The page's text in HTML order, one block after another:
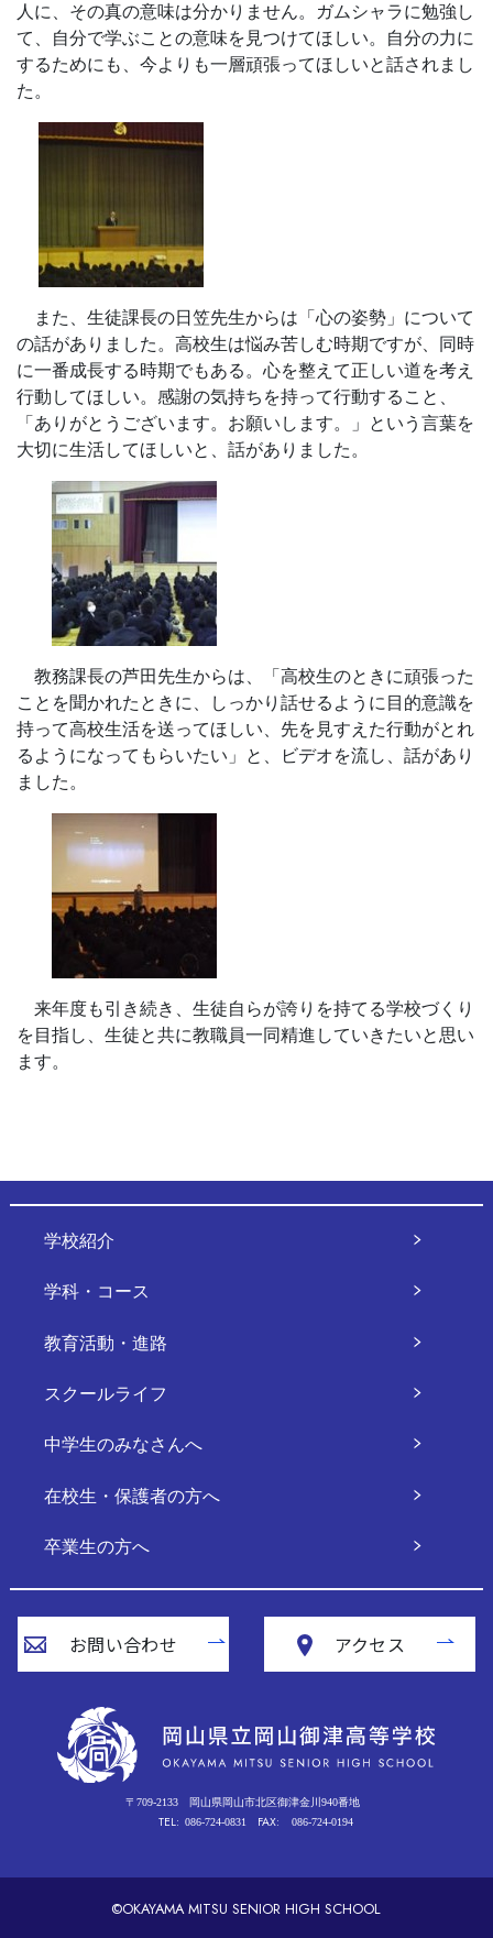
人に、その真の意味は分かりません。ガムシャラに勉強し
て、自分で学ぶことの意味を見つけてほしい。自分の力に
するためにも、今よりも一層頑張ってほしいと話されまし
た。
また、生徒課長の日笠先生からは「心の姿勢」について
の話がありました。高校生は悩み苦しむ時期ですが、同時
に一番成長する時期でもある。心を整えて正しい道を考え
行動してほしい。感謝の気持ちを持って行動すること、
「ありがとうございます。お願いします。」という言葉を
大切に生活してほしいと、話がありました。
教務課長の芦田先生からは、「高校生のときに頑張った
ことを聞かれたときに、しっかり話せるように目的意識を
持って高校生活を送ってほしい、先を見すえた行動がとれ
るようになってもらいたい」と、ビデオを流し、話があり
ました。
来年度も引き続き、生徒自らが誇りを持てる学校づくり
を目指し、生徒と共に教職員一同精進していきたいと思い
ます。
学校紹介
学科・コース
教育活動・進路
スクールライフ
中学生のみなさんへ
在校生・保護者の方へ
卒業生の方へ
お問い合わせ アクセス
〒709-2133 岡山県岡山市北区御津金川940番地
TEL: 086-724-0831 FAX: 086-724-0194
©OKAYAMA MITSU SENIOR HIGH SCHOOL